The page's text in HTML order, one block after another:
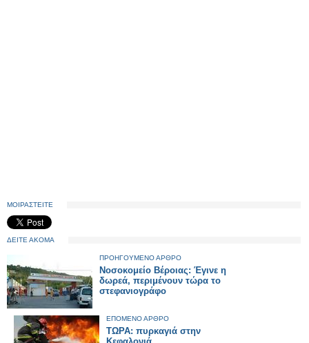
ΜΟΙΡΑΣΤΕΙΤΕ
ΔΕΙΤΕ ΑΚΟΜΑ
ΠΡΟΗΓΟΥΜΕΝΟ ΑΡΘΡΟ
Νοσοκομείο Βέροιας: Έγινε η
δωρεά, περιμένουν τώρα το
στεφανιογράφο
ΕΠΟΜΕΝΟ ΑΡΘΡΟ
ΤΩΡΑ: πυρκαγιά στην